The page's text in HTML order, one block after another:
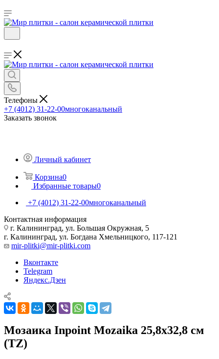
Телефоны
+7 (4012) 31-22-00многоканальный
Заказать звонок
Личный кабинет
Корзина0
Избранные товары0
+7 (4012) 31-22-00многоканальный
Контактная информация
г. Калининград, ул. Большая Окружная, 5
г. Калининград, ул. Богдана Хмельницкого, 117-121
mir-plitki@mir-plitki.com
Вконтакте
Telegram
Яндекс.Дзен
Мозаика Inpoint Mozaika 25,8x32,8 см
(TZ)